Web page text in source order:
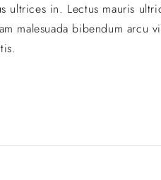
in. Lectus mauris
malesuada bibendum arcu